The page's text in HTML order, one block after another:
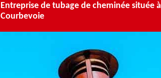
Entreprise de tubage de cheminée située à
Courbevoie